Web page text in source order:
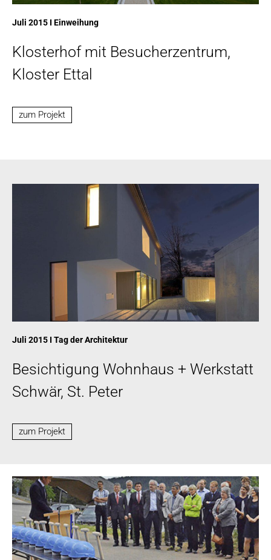
Juli 2015 I Einweihung
Klosterhof mit Besucherzentrum,
Kloster Ettal
zum Projekt
Juli 2015 I Tag der Architektur
Besichtigung Wohnhaus + Werkstatt
Schwär, St. Peter
zum Projekt